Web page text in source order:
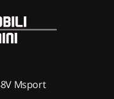
Msport